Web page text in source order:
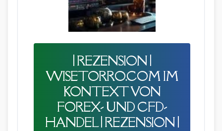
| REZENSION |
WISETORRO.COM IM
KONTEXT VON
FOREX- UND CFD-
HANDEL | REZENSION |